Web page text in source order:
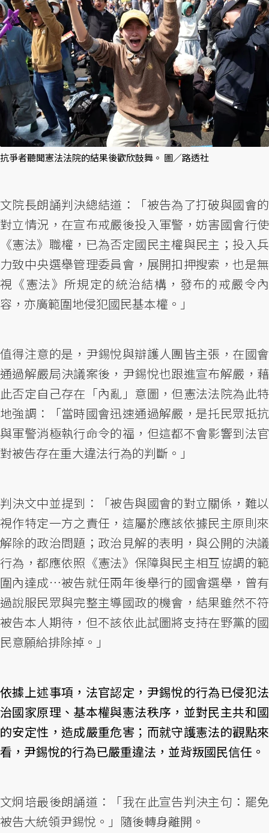
抗爭者聽聞憲法法院的結果後歡欣鼓舞。 圖／路透社
文院長朗誦判決總結道：「被告為了打破與國會的
對立情況，在宣布戒嚴後投入軍警，妨害國會行使
《憲法》職權，已為否定國民主權與民主；投入兵
力致中央選舉管理委員會，展開扣押搜索，也是無
視《憲法》所規定的統治結構，發布的戒嚴令內
容，亦廣範圍地侵犯國民基本權。」
值得注意的是，尹錫悅與辯護人團皆主張，在國會
通過解嚴局決議案後，尹錫悅也跟進宣布解嚴，藉
此否定自己存在「內亂」意圖，但憲法法院為此特
地強調：「當時國會迅速通過解嚴，是托民眾抵抗
與軍警消極執行命令的福，但這都不會影響到法官
對被告存在重大違法行為的判斷。」
判決文中並提到：「被告與國會的對立關係，難以
視作特定一方之責任，這屬於應該依據民主原則來
解除的政治問題；政治見解的表明，與公開的決議
行為，都應依照《憲法》保障與民主相互協調的範
圍內達成…被告就任兩年後舉行的國會選舉，曾有
過說服民眾與完整主導國政的機會，結果雖然不符
被告本人期待，但不該依此試圖將支持在野黨的國
民意願給排除掉。」
依據上述事項，法官認定，尹錫悅的行為已侵犯法
治國家原理、基本權與憲法秩序，並對民主共和國
的安定性，造成嚴重危害；而就守護憲法的觀點來
看，尹錫悅的行為已嚴重違法，並背叛國民信任。
文炯培最後朗誦道：「我在此宣告判決主句：罷免
被告大統領尹錫悅。」隨後轉身離開。